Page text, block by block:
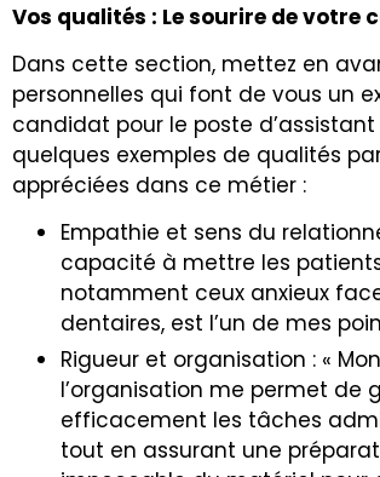
Vos qualités : Le sourire de votre
Dans cette section, mettez en
personnelles qui font de vous un
candidat pour le poste
quelques exemples de qualités
appréciées dans ce métier :
Empathie et sens du
capacité à mettre les patients
notamment ceux anxieux
dentaires, est l’un de mes
Rigueur et organisation : «
l’organisation me permet de
efficacement les tâches
tout en assurant une